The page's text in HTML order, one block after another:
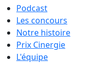
Podcast
Les concours
Notre histoire
Prix Cinergie
L'équipe